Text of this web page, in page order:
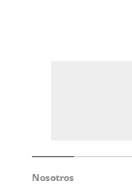
Nosotros